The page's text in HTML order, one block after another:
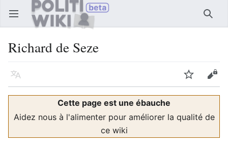
Ouvrir le menu principal
Richard de Seze
Langue Suivre
Cette page est une ébauche
Aidez nous à l'alimenter pour améliorer la qualité de
ce wiki